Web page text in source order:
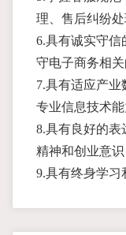
理、售后纠纷
6.具有诚实守信
守电子商务相关
7.具有适应产
专业信息技术能
8.具有良好的
精神和创业意识
9.具有终身学习